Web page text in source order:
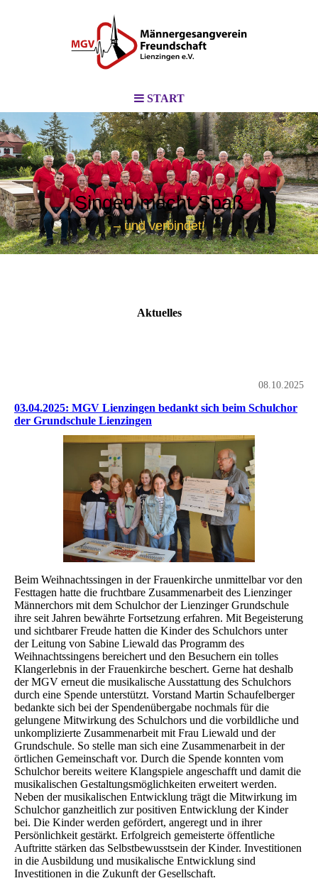
START
Singen macht Spaß
– und verbindet!
Aktuelles
08.10.2025
03.04.2025: MGV Lienzingen bedankt sich beim Schulchor
der Grundschule Lienzingen
Beim Weihnachtssingen in der Frauenkirche unmittelbar vor den
Festtagen hatte die fruchtbare Zusammenarbeit des Lienzinger
Männerchors mit dem Schulchor der Lienzinger Grundschule
ihre seit Jahren bewährte Fortsetzung erfahren. Mit Begeisterung
und sichtbarer Freude hatten die Kinder des Schulchors unter
der Leitung von Sabine Liewald das Programm des
Weihnachtssingens bereichert und den Besuchern ein tolles
Klangerlebnis in der Frauenkirche beschert. Gerne hat deshalb
der MGV erneut die musikalische Ausstattung des Schulchors
durch eine Spende unterstützt. Vorstand Martin Schaufelberger
bedankte sich bei der Spendenübergabe nochmals für die
gelungene Mitwirkung des Schulchors und die vorbildliche und
unkomplizierte Zusammenarbeit mit Frau Liewald und der
Grundschule. So stelle man sich eine Zusammenarbeit in der
örtlichen Gemeinschaft vor. Durch die Spende konnten vom
Schulchor bereits weitere Klangspiele angeschafft und damit die
musikalischen Gestaltungsmöglichkeiten erweitert werden.
Neben der musikalischen Entwicklung trägt die Mitwirkung im
Schulchor ganzheitlich zur positiven Entwicklung der Kinder
bei. Die Kinder werden gefördert, angeregt und in ihrer
Persönlichkeit gestärkt. Erfolgreich gemeisterte öffentliche
Auftritte stärken das Selbstbewusstsein der Kinder. Investitionen
in die Ausbildung und musikalische Entwicklung sind
Investitionen in die Zukunft der Gesellschaft.